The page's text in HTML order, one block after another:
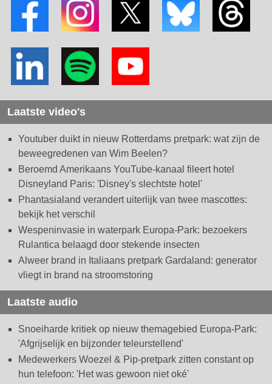
Laatste video's
Youtuber duikt in nieuw Rotterdams pretpark: wat zijn de
beweegredenen van Wim Beelen?
Beroemd Amerikaans YouTube-kanaal fileert hotel
Disneyland Paris: 'Disney's slechtste hotel'
Phantasialand verandert uiterlijk van twee mascottes:
bekijk het verschil
Wespeninvasie in waterpark Europa-Park: bezoekers
Rulantica belaagd door stekende insecten
Alweer brand in Italiaans pretpark Gardaland: generator
vliegt in brand na stroomstoring
Laatste audio
Snoeiharde kritiek op nieuw themagebied Europa-Park:
'Afgrijselijk en bijzonder teleurstellend'
Medewerkers Woezel & Pip-pretpark zitten constant op
hun telefoon: 'Het was gewoon niet oké'